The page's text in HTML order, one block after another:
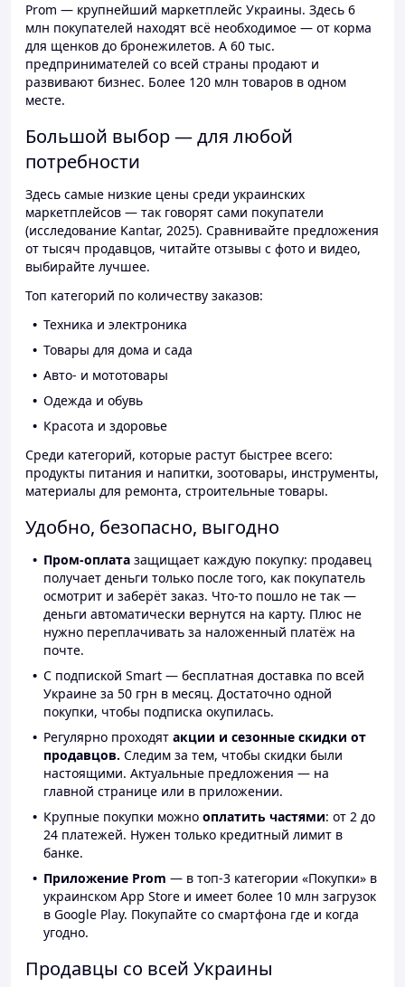
Prom — крупнейший маркетплейс Украины. Здесь 6
млн покупателей находят всё необходимое — от корма
для щенков до бронежилетов. А 60 тыс.
предпринимателей со всей страны продают и
развивают бизнес. Более 120 млн товаров в одном
месте.
Большой выбор — для любой
потребности
Здесь самые низкие цены среди украинских
маркетплейсов — так говорят сами покупатели
(исследование Kantar, 2025). Сравнивайте предложения
от тысяч продавцов, читайте отзывы с фото и видео,
выбирайте лучшее.
Топ категорий по количеству заказов:
Техника и электроника
Товары для дома и сада
Авто- и мототовары
Одежда и обувь
Красота и здоровье
Среди категорий, которые растут быстрее всего:
продукты питания и напитки, зоотовары, инструменты,
материалы для ремонта, строительные товары.
Удобно, безопасно, выгодно
Пром-оплата защищает каждую покупку: продавец
получает деньги только после того, как покупатель
осмотрит и заберёт заказ. Что-то пошло не так —
деньги автоматически вернутся на карту. Плюс не
нужно переплачивать за наложенный платёж на
почте.
С подпиской Smart — бесплатная доставка по всей
Украине за 50 грн в месяц. Достаточно одной
покупки, чтобы подписка окупилась.
Регулярно проходят акции и сезонные скидки от
продавцов. Следим за тем, чтобы скидки были
настоящими. Актуальные предложения — на
главной странице или в приложении.
Крупные покупки можно оплатить частями: от 2 до
24 платежей. Нужен только кредитный лимит в
банке.
Приложение Prom — в топ-3 категории «Покупки» в
украинском App Store и имеет более 10 млн загрузок
в Google Play. Покупайте со смартфона где и когда
угодно.
Продавцы со всей Украины